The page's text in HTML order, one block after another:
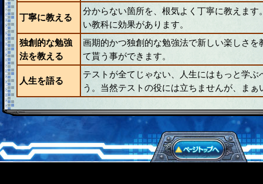
丁寧に教える
分からない箇所を、根気よく丁寧に教えま
い教科に効果があります。
独創的な勉強
法を教える
画期的かつ独創的な勉強法で新しい楽しさ
て貰う事ができます。
人生を語る
テストが全てじゃない、人生にはもっと学
う。当然テストの役には立ちませんが、まぁ